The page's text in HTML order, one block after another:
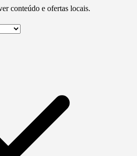
conteúdo e ofertas locais.